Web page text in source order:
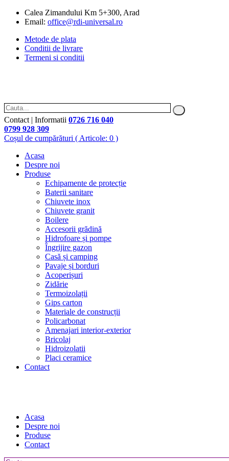
Calea Zimandului Km 5+300, Arad
Email: office@rdi-universal.ro
Metode de plata
Conditii de livrare
Termeni si conditii
Contact | Informatii 0726 716 040
0799 928 309
Coșul de cumpărături ( Articole: 0 )
Acasa
Despre noi
Produse
Echipamente de protecție
Baterii sanitare
Chiuvete inox
Chiuvete granit
Boilere
Accesorii grădină
Hidrofoare și pompe
Îngrijire gazon
Casă și camping
Pavaje și borduri
Acoperișuri
Zidărie
Termoizolații
Gips carton
Materiale de construcții
Policarbonat
Amenajari interior-exterior
Bricolaj
Hidroizolatii
Placi ceramice
Contact
Acasa
Despre noi
Produse
Contact